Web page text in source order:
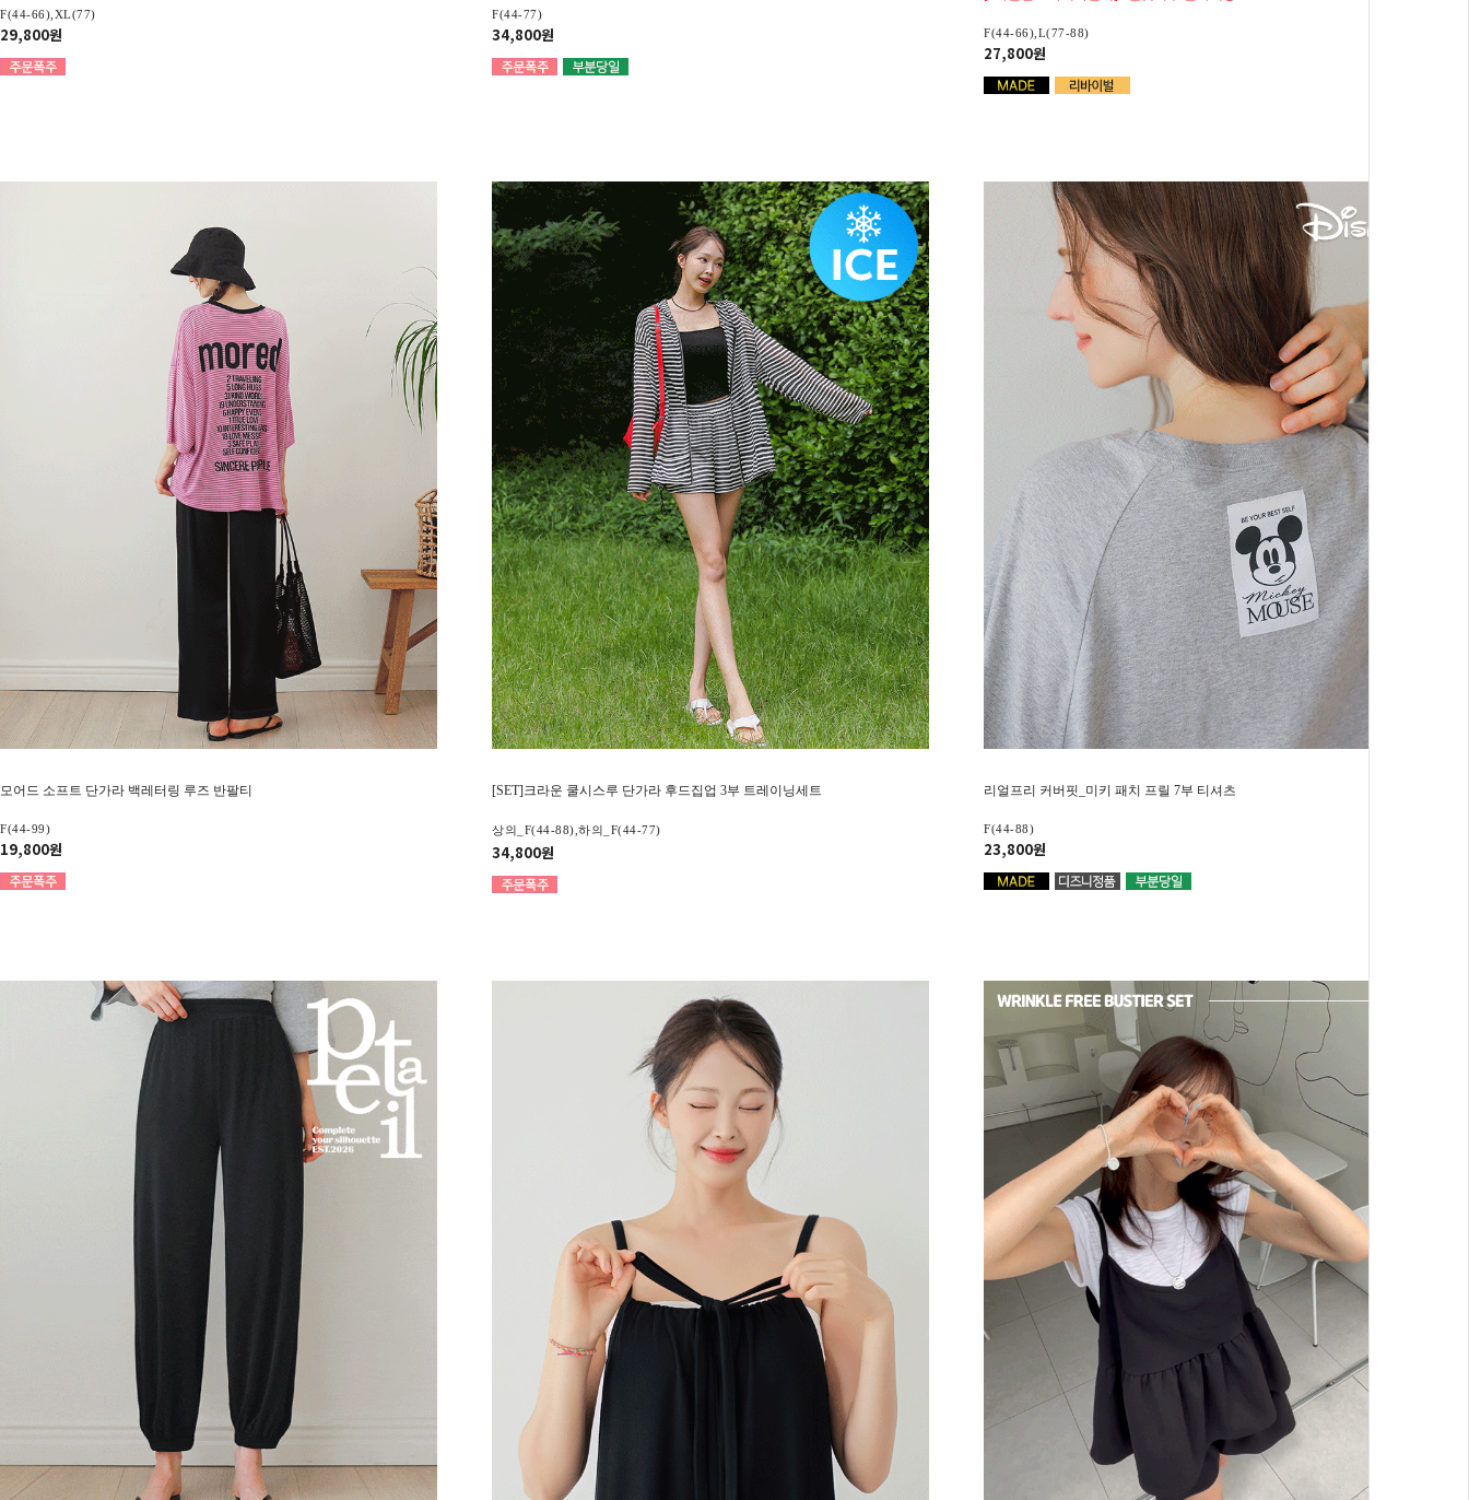
F(44-66),XL(77)
29,800원
F(44-77)
34,800원 F(44-66),L(77-88)
27,800원
모어드 소프트 단가라 백레터링 루즈 반팔티
F(44-99)
19,800원
[SET]크라운 쿨시스루 단가라 후드집업 3부 트레이닝세트
상의_F(44-88),하의_F(44-77)
34,800원
리얼프리 커버핏_미키 패치 프릴 7부 티셔츠
F(44-88)
23,800원